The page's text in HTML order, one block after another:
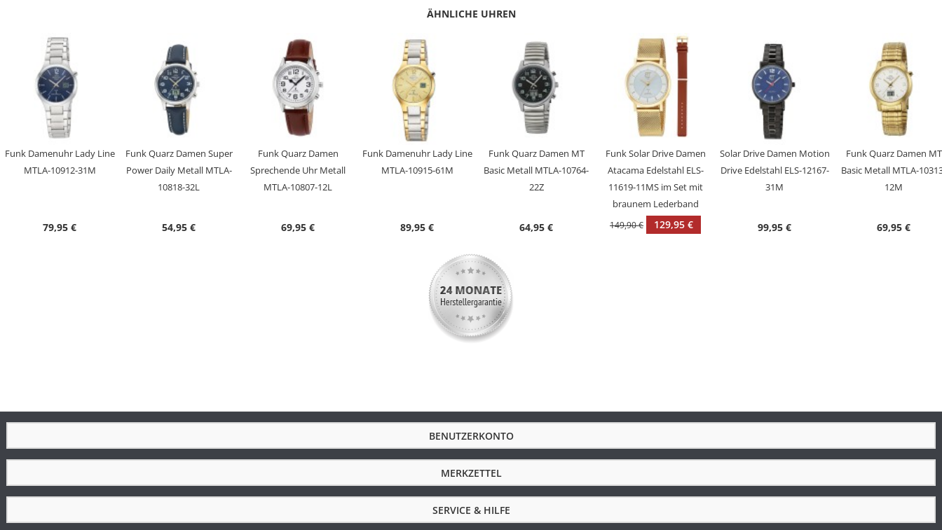
TD28D-3, Empfang des Signals DCF 77 (Mainflingen, DE)
Genauigkeit
+/- 1 Sekunde/1 Mio. Jahre
Anzeige
Besondere Funktionen
Datumsanzeige, Ewiger Kalender, Funkgesteuerte automatische Zeitumstellung von Sommer- und Winterzeit, Leuchtzeiger,
Stunde/Minute/Sekunde, Wochentagsanzeige
Wasserdicht
Uhrenglas
Mineralglas
Gehäusematerial
Titan
Bicolor Gold
ÄHNLICHE UHREN
Funk Damenuhr Lady Line
MTLA-10912-31M
79,95 €
Funk Quarz Damen Super
Power Daily Metall MTLA-
10818-32L
54,95 €
Funk Quarz Damen
Sprechende Uhr Metall
MTLA-10807-12L
69,95 €
Funk Damenuhr Lady Line
MTLA-10915-61M
89,95 €
Funk Quarz Damen MT
Basic Metall MTLA-10764-
22Z
64,95 €
Funk Solar Drive Damen
Atacama Edelstahl ELS-
11619-11MS im Set mit
braunem Lederband
149,90 € 129,95 €
Solar Drive Damen Motion
Drive Edelstahl ELS-12167-
31M
99,95 €
Funk Quarz Damen MT
Basic Metall MTLA-
12M
69,95 €
BENUTZERKONTO
MERKZETTEL
SERVICE & HILFE